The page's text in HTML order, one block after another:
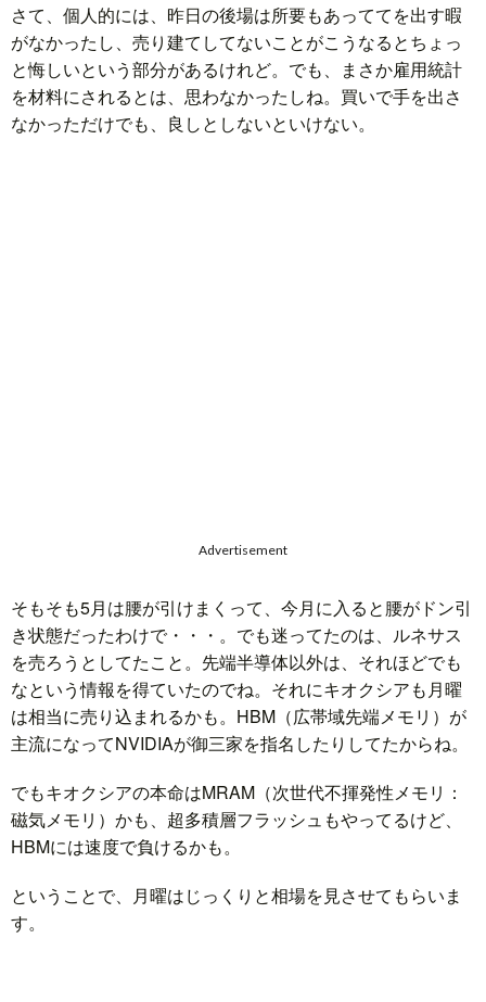
さて、個人的には、昨日の後場は所要もあっててを出す暇
がなかったし、売り建てしてないことがこうなるとちょっ
と悔しいという部分があるけれど。でも、まさか雇用統計
を材料にされるとは、思わなかったしね。買いで手を出さ
なかっただけでも、良しとしないといけない。
Advertisement
そもそも5月は腰が引けまくって、今月に入ると腰がドン引
き状態だったわけで・・・。でも迷ってたのは、ルネサス
を売ろうとしてたこと。先端半導体以外は、それほどでも
なという情報を得ていたのでね。それにキオクシアも月曜
は相当に売り込まれるかも。HBM（広帯域先端メモリ）が
主流になってNVIDIAが御三家を指名したりしてたからね。
でもキオクシアの本命はMRAM（次世代不揮発性メモリ：
磁気メモリ）かも、超多積層フラッシュもやってるけど、
HBMには速度で負けるかも。
ということで、月曜はじっくりと相場を見させてもらいま
す。